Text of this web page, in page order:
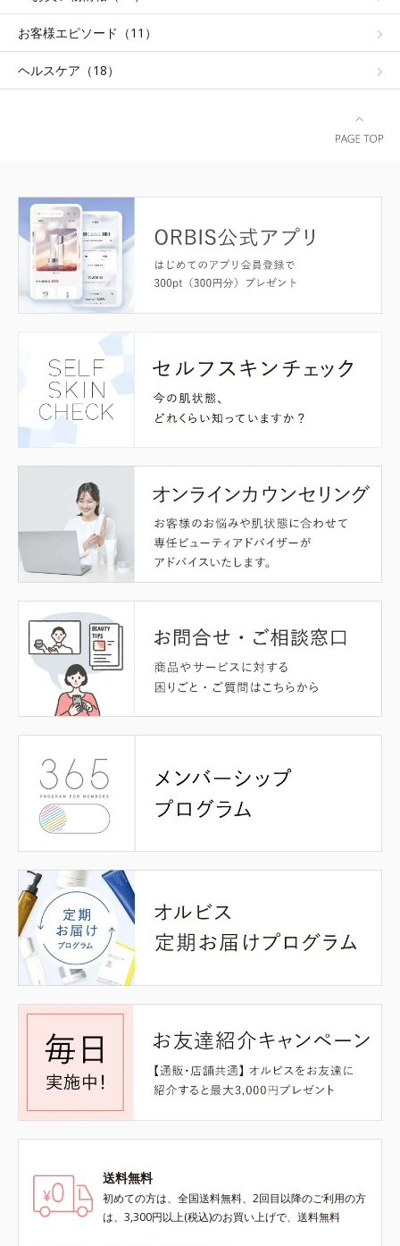
お客様エピソード（11）
ヘルスケア（18）
送料無料
初めての方は、全国送料無料、2回目以降のご利用の方
は、3,300円以上(税込)のお買い上げで、送料無料